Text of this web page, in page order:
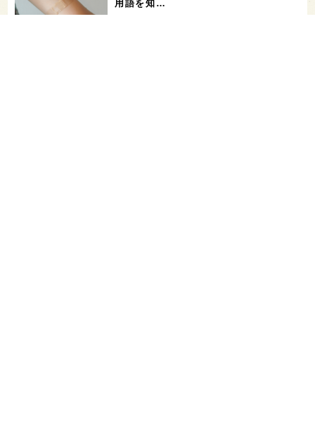
用語を知…